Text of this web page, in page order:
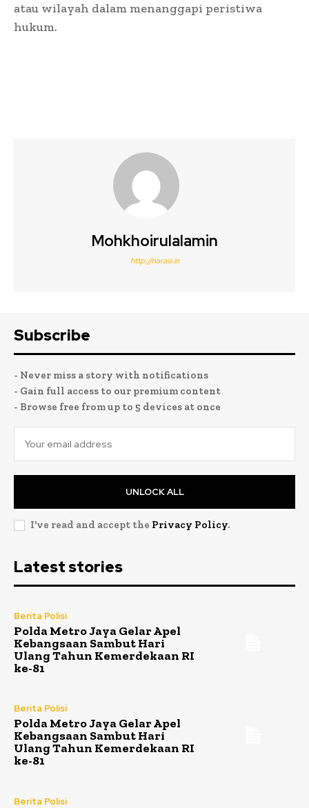
atau wilayah dalam menanggapi peristiwa
hukum.
Mohkhoirulalamin
http://narasi.in
Subscribe
- Never miss a story with notifications
- Gain full access to our premium content
- Browse free from up to 5 devices at once
UNLOCK ALL
I've read and accept the Privacy Policy.
Latest stories
Berita Polisi
Polda Metro Jaya Gelar Apel
Kebangsaan Sambut Hari
Ulang Tahun Kemerdekaan RI
ke-81
Berita Polisi
Polda Metro Jaya Gelar Apel
Kebangsaan Sambut Hari
Ulang Tahun Kemerdekaan RI
ke-81
Berita Polisi